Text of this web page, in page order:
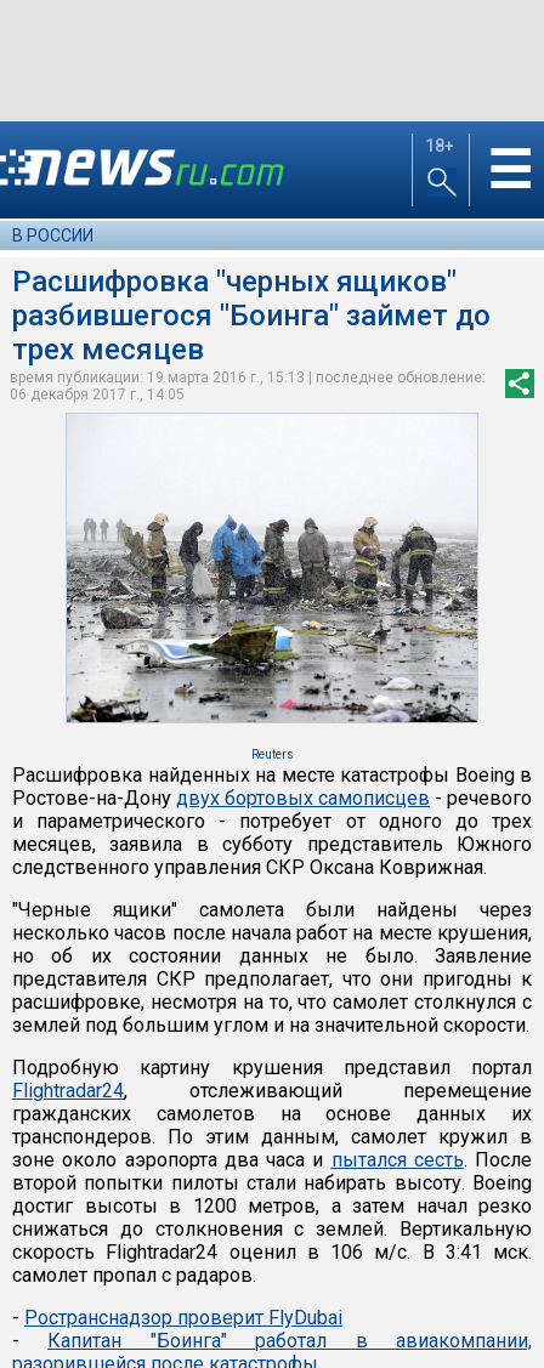
18+ ☰
В РОССИИ
Расшифровка "черных ящиков"
разбившегося "Боинга" займет до
трех месяцев
время публикации: 19 марта 2016 г., 15:13 | последнее обновление:
06 декабря 2017 г., 14:05
Reuters
Расшифровка найденных на месте катастрофы Boeing в
Ростове-на-Дону двух бортовых самописцев - речевого
и параметрического - потребует от одного до трех
месяцев, заявила в субботу представитель Южного
следственного управления СКР Оксана Коврижная.
"Черные ящики" самолета были найдены через
несколько часов после начала работ на месте крушения,
но об их состоянии данных не было. Заявление
представителя СКР предполагает, что они пригодны к
расшифровке, несмотря на то, что самолет столкнулся с
землей под большим углом и на значительной скорости.
Подробную картину крушения представил портал
Flightradar24, отслеживающий перемещение
гражданских самолетов на основе данных их
транспондеров. По этим данным, самолет кружил в
зоне около аэропорта два часа и пытался сесть. После
второй попытки пилоты стали набирать высоту. Boeing
достиг высоты в 1200 метров, а затем начал резко
снижаться до столкновения с землей. Вертикальную
скорость Flightradar24 оценил в 106 м/с. В 3:41 мск.
самолет пропал с радаров.
- Ространснадзор проверит FlyDubai
- Капитан "Боинга" работал в авиакомпании,
разорившейся после катастрофы